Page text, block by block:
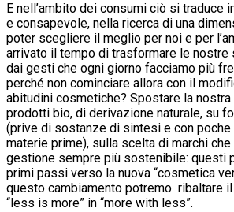
E nell’ambito dei consumi ciò si traduce
e consapevole, nella ricerca di una
poter scegliere il meglio per noi e per
arrivato il tempo di trasformare le nostre
dai gesti che ogni giorno facciamo più
perché non cominciare allora con il
abitudini cosmetiche? Spostare la
prodotti bio, di derivazione naturale, su
(prive di sostanze di sintesi e con
materie prime), sulla scelta di marchi
gestione sempre più sostenibile: questi
primi passi verso la nuova “cosmetica
questo cambiamento potremo ribaltare
“less is more” in “more with less”.